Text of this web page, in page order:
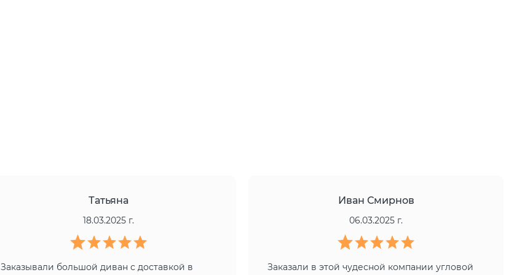
Татьяна
18.03.2025 г.
Заказывали большой диван с доставкой в
Иван Смирнов
06.03.2025 г.
Заказали в этой чудесной компании угловой